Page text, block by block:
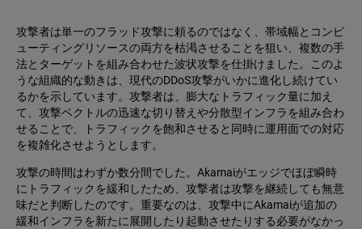
攻撃者は単一のフラッド攻撃に頼るのではなく、帯域幅とコンピ
ューティングリソースの両方を枯渇させることを狙い、複数の手
法とターゲットを組み合わせた波状攻撃を仕掛けました。このよ
うな組織的な動きは、現代のDDoS攻撃がいかに進化し続けてい
るかを示しています。攻撃者は、膨大なトラフィック量に加え
て、攻撃ベクトルの迅速な切り替えや分散型インフラを組み合わ
せることで、トラフィックを飽和させると同時に運用面での対応
を複雑化させようとします。
攻撃の時間はわずか数分間でした。Akamaiがエッジでほぼ瞬時
にトラフィックを緩和したため、攻撃者は攻撃を継続しても無意
味だと判断したのです。重要なのは、攻撃中にAkamaiが追加の
緩和インフラを新たに展開したり起動させたりする必要がなかっ